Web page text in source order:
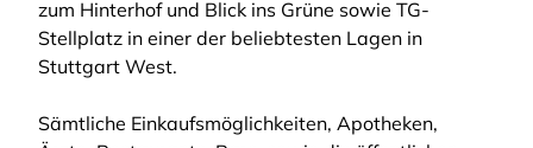
zum Hinterhof und Blick ins Grüne sowie TG-
Stellplatz in einer der beliebtesten Lagen in
Stuttgart West.
Sämtliche Einkaufsmöglichkeiten, Apotheken,